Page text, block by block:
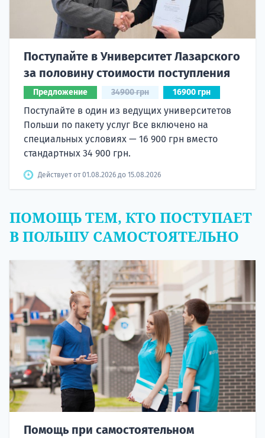
Поступайте в Университет Лазарского
за половину стоимости поступления
Предложение 34900 грн 16900 грн
Поступайте в один из ведущих университетов
Польши по пакету услуг Все включено на
специальных условиях — 16 900 грн вместо
стандартных 34 900 грн.
Действует от 01.08.2026 до 15.08.2026
ПОМОЩЬ ТЕМ, КТО ПОСТУПАЕТ
В ПОЛЬШУ САМОСТОЯТЕЛЬНО
Помощь при самостоятельном